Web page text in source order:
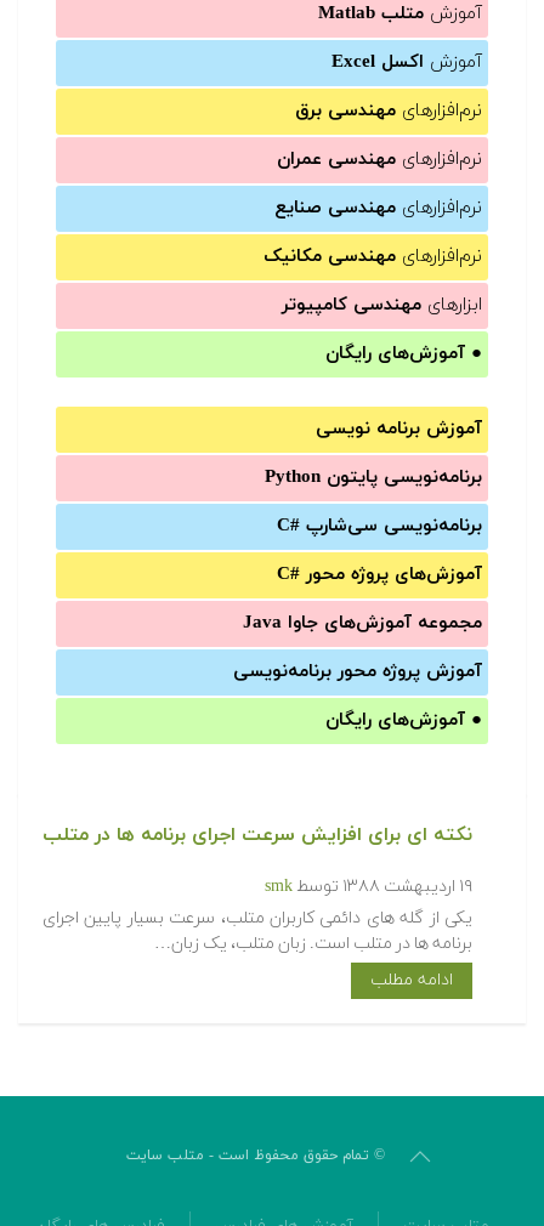
آموزش متلب Matlab
آموزش اکسل Excel
نرم‌افزارهای مهندسی برق
نرم‌افزارهای مهندسی عمران
نرم‌افزارهای مهندسی صنایع
نرم‌افزارهای مهندسی مکانیک
ابزارهای مهندسی کامپیوتر
● آموزش‌های رایگان
آموزش برنامه نویسی
برنامه‌نویسی پایتون Python
برنامه‌‌نویسی سی‌شارپ C#‎
آموزش‌های پروژه محور #C
مجموعه آموزش‌های جاوا Java
آموزش‌ پروژه محور برنامه‌نویسی
● آموزش‌های رایگان
نکته ای برای افزایش سرعت اجرای برنامه ها در متلب
۱۹ اردیبهشت ۱۳۸۸ توسط smk
یکی از گله های دائمی کاربران متلب، سرعت بسیار پایین اجرای
برنامه ها در متلب است. زبان متلب، یک زبان…
ادامه مطلب
© تمام حقوق محفوظ است - متلب سایت